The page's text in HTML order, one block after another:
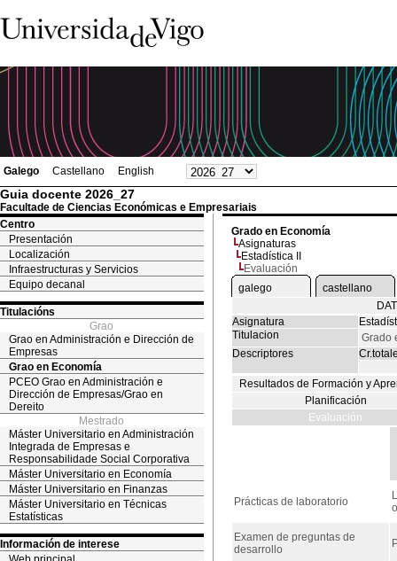
Galego Castellano English
Guia docente 2026_27
Facultade de Ciencias Económicas e Empresariais
Centro
Presentación
Localización
Infraestructuras y Servicios
Equipo decanal
Titulacións
Grao
Grao en Administración e Dirección de
Empresas
Grao en Economía
PCEO Grao en Administración e
Dirección de Empresas/Grao en
Dereito
Mestrado
Máster Universitario en Administración
Integrada de Empresas e
Responsabilidade Social Corporativa
Máster Universitario en Economía
Máster Universitario en Finanzas
Máster Universitario en Técnicas
Estatísticas
Información de interese
Grado en Economía
Asignaturas
Estadística II
Evaluación
galego
castellano
Asignatura
Titulacion
Grado
Descriptores
Resultados de Formación y
Planificación
Evaluación
Prácticas de laboratorio
Examen de preguntas de
desarrollo